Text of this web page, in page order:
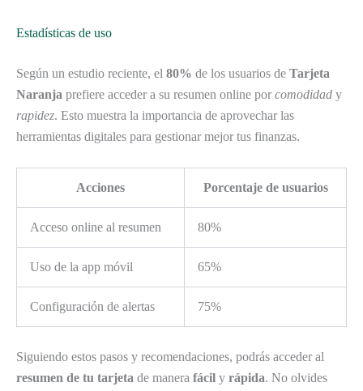
Estadísticas de uso
Según un estudio reciente, el 80% de los usuarios de Tarjeta
Naranja prefiere acceder a su resumen online por comodidad y
rapidez. Esto muestra la importancia de aprovechar las
herramientas digitales para gestionar mejor tus finanzas.
Acciones Porcentaje de usuarios
Acceso online al resumen 80%
Uso de la app móvil 65%
Configuración de alertas 75%
Siguiendo estos pasos y recomendaciones, podrás acceder al
resumen de tu tarjeta de manera fácil y rápida. No olvides